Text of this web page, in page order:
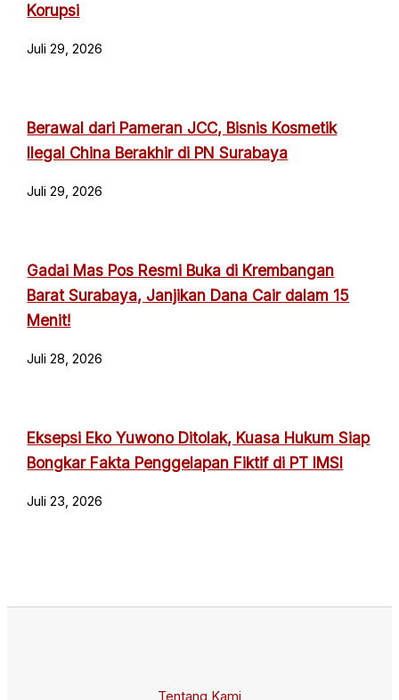
Korupsi
Juli 29, 2026
Berawal dari Pameran JCC, Bisnis Kosmetik
Ilegal China Berakhir di PN Surabaya
Juli 29, 2026
Gadai Mas Pos Resmi Buka di Krembangan
Barat Surabaya, Janjikan Dana Cair dalam 15
Menit!
Juli 28, 2026
Eksepsi Eko Yuwono Ditolak, Kuasa Hukum Siap
Bongkar Fakta Penggelapan Fiktif di PT IMSI
Juli 23, 2026
Tentang Kami